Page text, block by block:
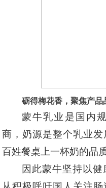
砺得梅花香，聚焦产
蒙牛乳业是国内
商，奶源是整个乳业
百姓餐桌上一杯奶的品质
因此蒙牛坚持以健